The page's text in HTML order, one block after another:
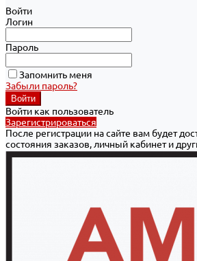
Войти
Логин
Пароль
Запомнить меня
Забыли пароль?
Войти как пользователь
Зарегистрироваться
После регистрации на сайте вам будет
состояния заказов, личный кабинет и